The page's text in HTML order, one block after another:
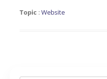
Topic :Website